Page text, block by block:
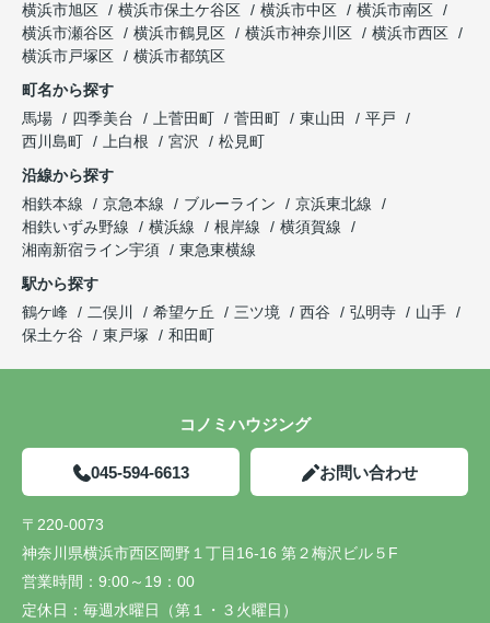
横浜市旭区
横浜市保土ケ谷区 横浜市中区
横浜市南区
横浜市瀬谷区
横浜市鶴見区 横浜市神奈川区
横浜市西区
横浜市戸塚区
横浜市都筑区
町名から探す
馬場
四季美台 上菅田町 菅田町 東山田
平戸
西川島町
上白根 宮沢
松見町
沿線から探す
相鉄本線
京急本線 ブルーライン
京浜東北線
相鉄いずみ野線
横浜線 根岸線
横須賀線
湘南新宿ライン宇須
東急東横線
駅から探す
鶴ケ峰
二俣川 希望ケ丘 三ツ境 西谷 弘明寺
山手
保土ケ谷
東戸塚 和田町
コノミハウジング
045-594-6613 お問い合わせ
〒220-0073
神奈川県横浜市西区岡野１丁目16-16 第２梅沢ビル５F
営業時間： 9:00～19：00
定休日： 毎週水曜日（第１・３火曜日）